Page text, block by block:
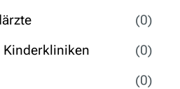
(0)
Kinderkliniken
(0)
(0)